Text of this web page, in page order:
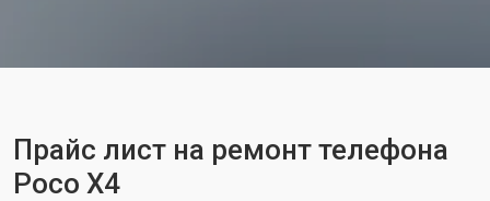
Прайс лист на ремонт телефона
Poco X4